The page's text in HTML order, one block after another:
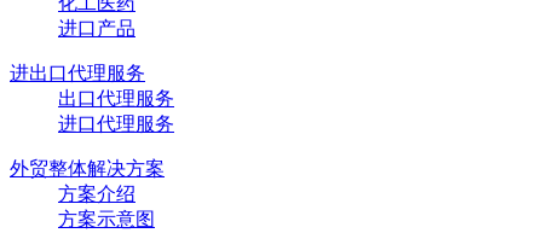
进口产品
进出口代理服务
出口代理服务
进口代理服务
外贸整体解决方案
方案介绍
方案示意图